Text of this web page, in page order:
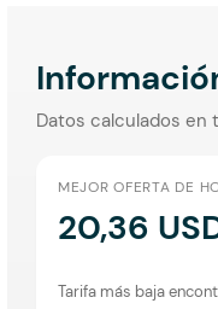
Datos calculados en
MEJOR OFERTA DE
20,36
Tarifa más baja